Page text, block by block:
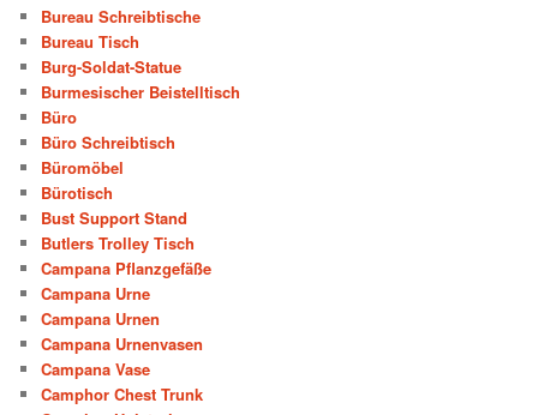
Bureau Schreibtische
Bureau Tisch
Burg-Soldat-Statue
Burmesischer Beistelltisch
Büro
Büro Schreibtisch
Büromöbel
Bürotisch
Bust Support Stand
Butlers Trolley Tisch
Campana Pflanzgefäße
Campana Urne
Campana Urnen
Campana Urnenvasen
Campana Vase
Camphor Chest Trunk